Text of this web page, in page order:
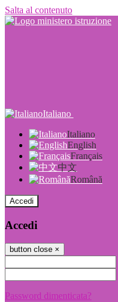
Salta al contenuto
Italiano
Italiano
English
Français
中文
Română
Accedi
Accedi
button close ×
Password dimenticata?